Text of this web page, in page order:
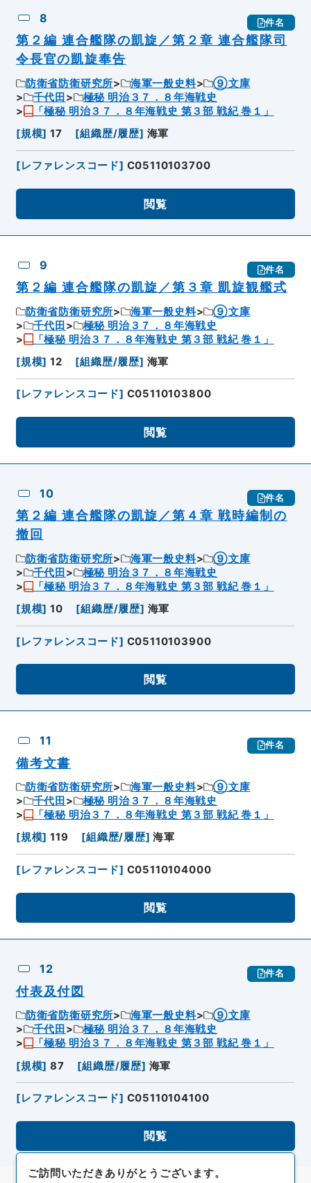
8 件名
第２編 連合艦隊の凱旋／第２章 連合艦隊司
令長官の凱旋奉告
防衛省防衛研究所 海軍一般史料
⑨文庫
千代田
極秘 明治３７．８年海戦史
「極秘 明治３７．８年海戦史 第３部 戦紀 巻１」
[規模] 17 [組織歴/履歴] 海軍
[レファレンスコード] C05110103700
閲覧
9 件名
第２編 連合艦隊の凱旋／第３章 凱旋観艦式
防衛省防衛研究所 海軍一般史料
⑨文庫
千代田
極秘 明治３７．８年海戦史
「極秘 明治３７．８年海戦史 第３部 戦紀 巻１」
[規模] 12 [組織歴/履歴] 海軍
[レファレンスコード] C05110103800
閲覧
10 件名
第２編 連合艦隊の凱旋／第４章 戦時編制の
撤回
防衛省防衛研究所 海軍一般史料
⑨文庫
千代田
極秘 明治３７．８年海戦史
「極秘 明治３７．８年海戦史 第３部 戦紀 巻１」
[規模] 10 [組織歴/履歴] 海軍
[レファレンスコード] C05110103900
閲覧
11 件名
備考文書
防衛省防衛研究所 海軍一般史料
⑨文庫
千代田
極秘 明治３７．８年海戦史
「極秘 明治３７．８年海戦史 第３部 戦紀 巻１」
[規模] 119 [組織歴/履歴] 海軍
[レファレンスコード] C05110104000
閲覧
12 件名
付表及付図
防衛省防衛研究所 海軍一般史料
⑨文庫
千代田
極秘 明治３７．８年海戦史
「極秘 明治３７．８年海戦史 第３部 戦紀 巻１」
[規模] 87 [組織歴/履歴] 海軍
[レファレンスコード] C05110104100
閲覧
ご訪問いただきありがとうございます。